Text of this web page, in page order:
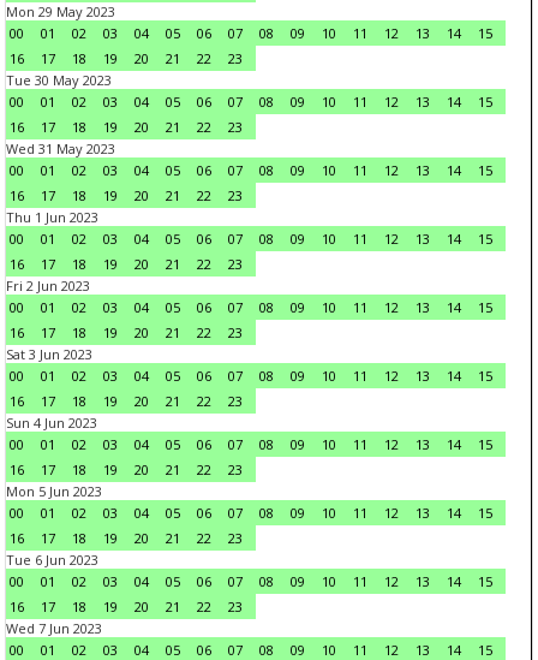
Mon 29 May 2023
00
01 02 03 04 05 06 07 08 09 10 11 12 13 14
15
16
17 18 19 20 21 22
23
Tue 30 May 2023
00
01 02 03 04 05 06 07 08 09 10 11 12 13 14
15
16
17 18 19 20 21 22
23
Wed 31 May 2023
00
01 02 03 04 05 06 07 08 09 10 11 12 13 14
15
16
17 18 19 20 21 22
23
Thu 1 Jun 2023
00
01 02 03 04 05 06 07 08 09 10 11 12 13 14
15
16
17 18 19 20 21 22
23
Fri 2 Jun 2023
00
01 02 03 04 05 06 07 08 09 10 11 12 13 14
15
16
17 18 19 20 21 22
23
Sat 3 Jun 2023
00
01 02 03 04 05 06 07 08 09 10 11 12 13 14
15
16
17 18 19 20 21 22
23
Sun 4 Jun 2023
00
01 02 03 04 05 06 07 08 09 10 11 12 13 14
15
16
17 18 19 20 21 22
23
Mon 5 Jun 2023
00
01 02 03 04 05 06 07 08 09 10 11 12 13 14
15
16
17 18 19 20 21 22
23
Tue 6 Jun 2023
00
01 02 03 04 05 06 07 08 09 10 11 12 13 14
15
16
17 18 19 20 21 22
23
Wed 7 Jun 2023
00
01 02 03 04 05 06 07 08 09 10 11 12 13 14
15